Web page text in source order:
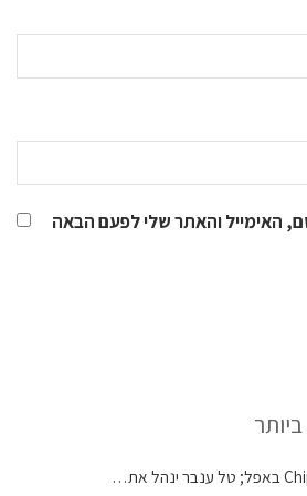
האימייל והאתר שלי לפעם הבאה